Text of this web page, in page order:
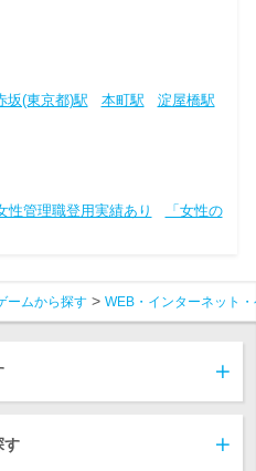
坂(東京都)駅 本町駅
淀屋橋駅
性管理職登用実績あり
「女性の
ームから探す WEB・インターネット
す